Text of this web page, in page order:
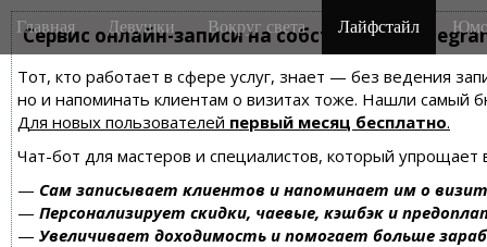
Сервис онлайн-записи на собственном
Тот, кто работает в сфере услуг, знает — без ведения
но и напоминать клиентам о визитах тоже. Нашли самый
Для новых пользователей первый месяц бесплатно.
Чат-бот для мастеров и специалистов, который упрощает
— Сам записывает клиентов и напоминает им о
— Персонализирует скидки, чаевые, кэшбэк и
— Увеличивает доходимость и помогает больше
M
a
n
m
e
n
u
i
Главная Девушки Вокруг света Лайфстайл